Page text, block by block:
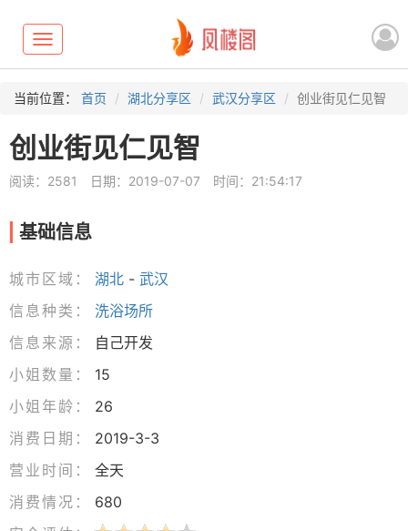
Toggle
navigation
当前位置： 首页 湖北分享区 武汉分享区 创业街见仁见智
创业街见仁见智
阅读：2581 日期：2019-07-07 时间：21:54:17
基础信息
城市区域： 湖北 - 武汉
信息种类：
洗浴场所
信息来源：
自己开发
小姐数量：
15
小姐年龄：
26
消费日期：
2019-3-3
营业时间：
全天
消费情况：
680